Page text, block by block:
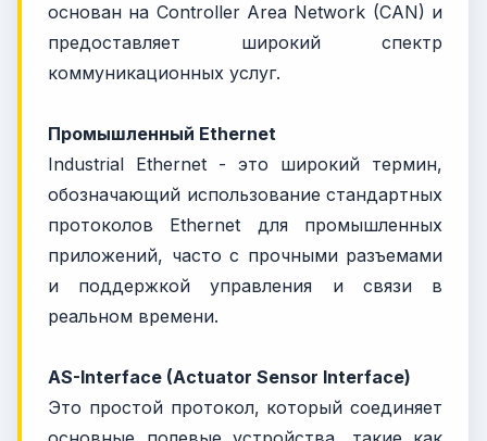
основан на Controller Area Network (CAN) и
предоставляет широкий спектр
коммуникационных услуг.
Промышленный Ethernet
Industrial Ethernet - это широкий термин,
обозначающий использование стандартных
протоколов Ethernet для промышленных
приложений, часто с прочными разъемами
и поддержкой управления и связи в
реальном времени.
AS-Interface (Actuator Sensor Interface)
Это простой протокол, который соединяет